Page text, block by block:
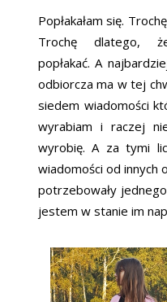
Popłakałam się.
Trochę dlatego,
popłakać. A
odbiorcza ma w tej
siedem wiadomości
wyrabiam i raczej
wyrobię. A za tymi
wiadomości od innych
potrzebowały
jestem w stanie im